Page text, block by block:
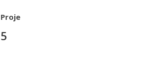
Proje
5